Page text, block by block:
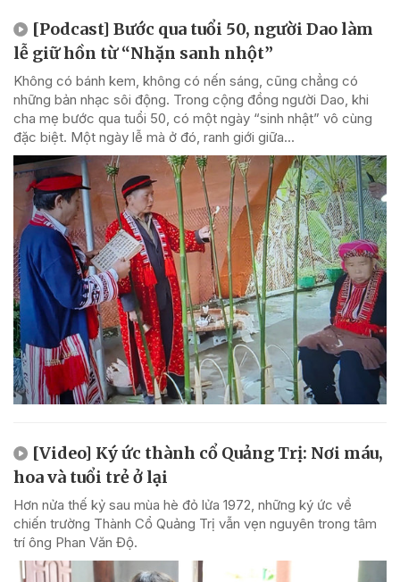
[Podcast] Bước qua tuổi 50, người Dao làm
lễ giữ hồn từ “Nhặn sanh nhột”
Không có bánh kem, không có nến sáng, cũng chẳng có
những bản nhạc sôi động. Trong cộng đồng người Dao, khi
cha mẹ bước qua tuổi 50, có một ngày “sinh nhật” vô cùng
đặc biệt. Một ngày lễ mà ở đó, ranh giới giữa...
[Video] Ký ức thành cổ Quảng Trị: Nơi máu,
hoa và tuổi trẻ ở lại
Hơn nửa thế kỷ sau mùa hè đỏ lửa 1972, những ký ức về
chiến trường Thành Cổ Quảng Trị vẫn vẹn nguyên trong tâm
trí ông Phan Văn Độ.